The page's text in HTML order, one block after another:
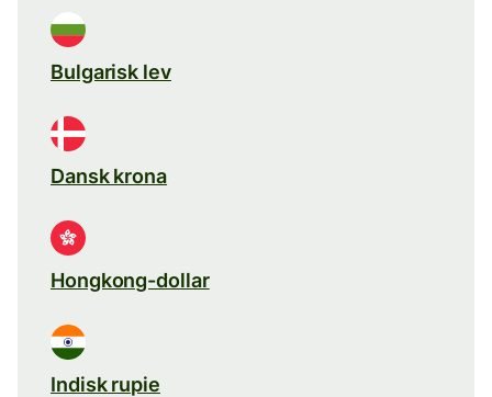
Bulgarisk lev
Dansk krona
Hongkong-dollar
Indisk rupie